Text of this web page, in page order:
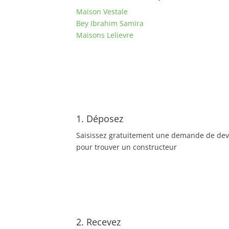
Maison Vestale
Bey Ibrahim Samira
Maisons Lelievre
1. Déposez
Saisissez gratuitement une demande de
pour trouver un constructeur
2. Recevez